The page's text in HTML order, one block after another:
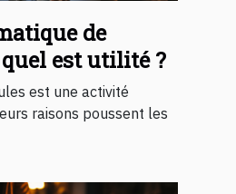
de
est utilité ?
est une activité
raisons poussent les